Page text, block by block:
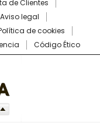
de Clientes
Aviso legal
de cookies
Código Ético